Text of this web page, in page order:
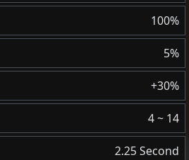
100%
5%
+30%
4 ~ 14
2.25 Second